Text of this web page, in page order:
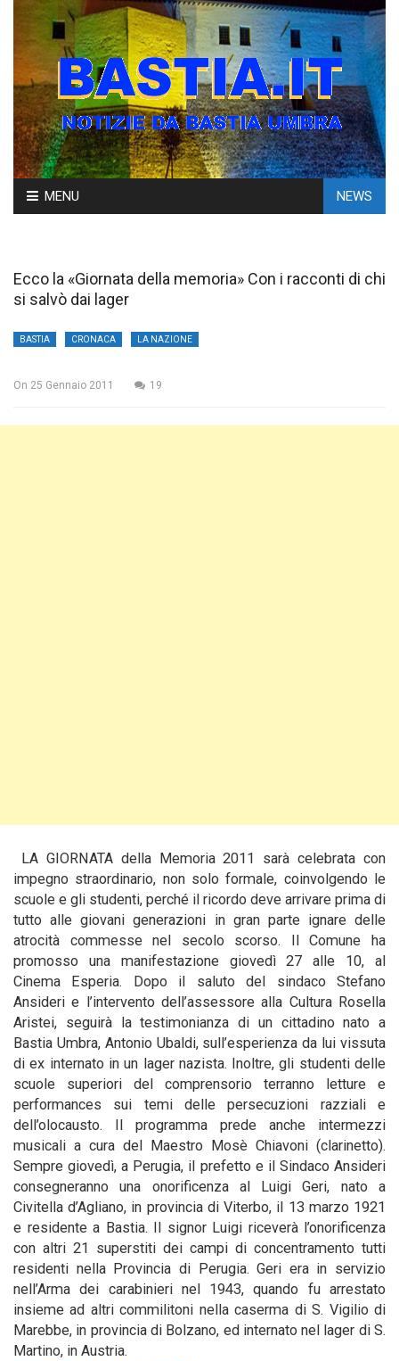
Skip
to
MENU NEWS
Ecco la «Giornata della memoria» Con i racconti di chi
si salvò dai lager
BASTIA CRONACA LA NAZIONE
On 25 Gennaio 2011 19
LA GIORNATA della Memoria 2011 sarà celebrata con
impegno straordinario, non solo formale, coinvolgendo le
scuole e gli studenti, perché il ricordo deve arrivare prima di
tutto alle giovani generazioni in gran parte ignare delle
atrocità commesse nel secolo scorso. Il Comune ha
promosso una manifestazione giovedì 27 alle 10, al
Cinema Esperia. Dopo il saluto del sindaco Stefano
Ansideri e l’intervento dell’assessore alla Cultura Rosella
Aristei, seguirà la testimonianza di un cittadino nato a
Bastia Umbra, Antonio Ubaldi, sull’esperienza da lui vissuta
di ex internato in un lager nazista. Inoltre, gli studenti delle
scuole superiori del comprensorio terranno letture e
performances sui temi delle persecuzioni razziali e
dell’olocausto. Il programma prede anche intermezzi
musicali a cura del Maestro Mosè Chiavoni (clarinetto).
Sempre giovedì, a Perugia, il prefetto e il Sindaco Ansideri
consegneranno una onorificenza al Luigi Geri, nato a
Civitella d’Agliano, in provincia di Viterbo, il 13 marzo 1921
e residente a Bastia. Il signor Luigi riceverà l’onorificenza
con altri 21 superstiti dei campi di concentramento tutti
residenti nella Provincia di Perugia. Geri era in servizio
nell’Arma dei carabinieri nel 1943, quando fu arrestato
insieme ad altri commilitoni nella caserma di S. Vigilio di
Marebbe, in provincia di Bolzano, ed internato nel lager di S.
Martino, in Austria.